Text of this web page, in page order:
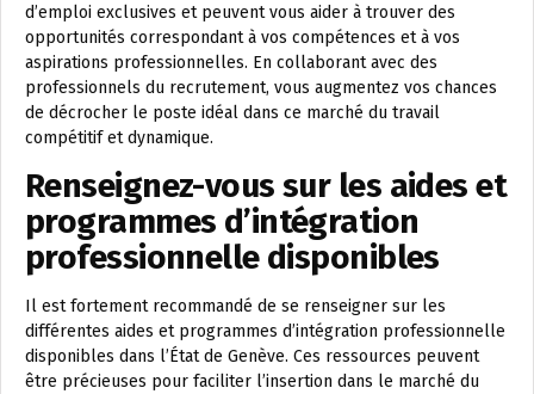
d’emploi exclusives et peuvent vous aider à trouver des
opportunités correspondant à vos compétences et à vos
aspirations professionnelles. En collaborant avec des
professionnels du recrutement, vous augmentez vos chances
de décrocher le poste idéal dans ce marché du travail
compétitif et dynamique.
Renseignez-vous sur les aides et
programmes d’intégration
professionnelle disponibles
Il est fortement recommandé de se renseigner sur les
différentes aides et programmes d’intégration professionnelle
disponibles dans l’État de Genève. Ces ressources peuvent
être précieuses pour faciliter l’insertion dans le marché du